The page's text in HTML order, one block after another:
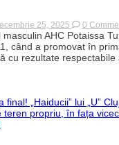
25, 2025 0
masculin AHC Potaissa
când a promovat în
cu rezultate